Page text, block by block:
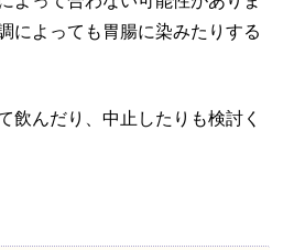
によっても胃腸に染みたりする
飲んだり、中止したりも検討く